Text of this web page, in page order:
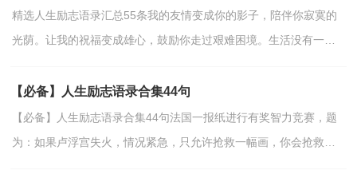
精选人生励志语录汇总55条我的友情变成你的影子，陪伴你寂寞的
光荫。让我的祝福变成雄心，鼓励你走过艰难困境。生活没有一帆
【必备】人生励志语录合集44句
【必备】人生励志语录合集44句法国一报纸进行有奖智力竞赛，题
为：如果卢浮宫失火，情况紧急，只允许抢救一幅画，你会抢救哪